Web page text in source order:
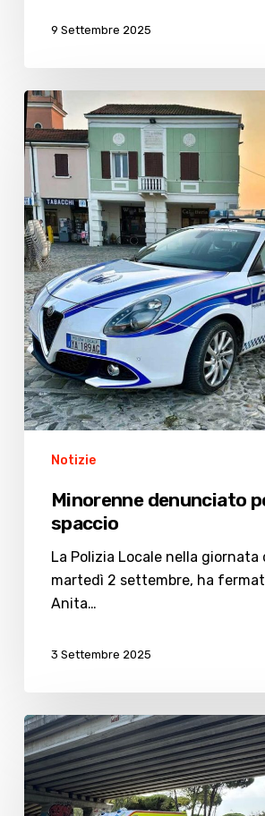
9 Settembre 2025
Minorenne
denunciato
per
spaccio
Notizie
Minorenne denunciato
spaccio
La Polizia Locale nella giornata
martedì 2 settembre, ha
Anita…
3 Settembre 2025
Tentato
suicidio
sotto
il